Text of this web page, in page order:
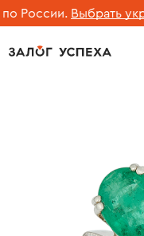
России. Выбрать